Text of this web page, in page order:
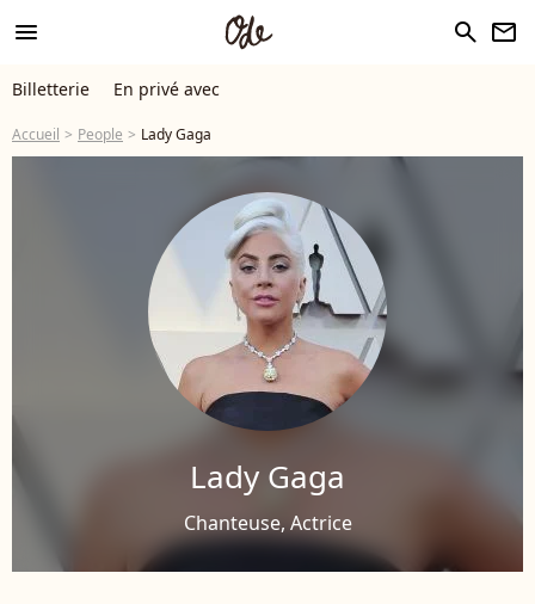
menu search newsletter
Billetterie En privé avec
Accueil People Lady Gaga
Lady Gaga
Chanteuse, Actrice